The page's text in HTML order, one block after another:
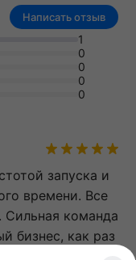
Написать отзыв
1
0
0
0
0
запуска и
времени. Все
Сильная команда
бизнес, как раз